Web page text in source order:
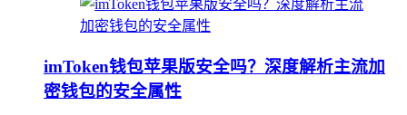
imToken钱包苹果版安全吗？深度解析主流加
密钱包的安全属性